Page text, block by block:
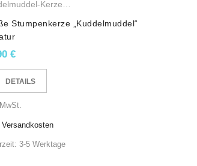
Stumpenkerze „Kuddelmuddel“
€
DETAILS
Versandkosten
3-5 Werktage